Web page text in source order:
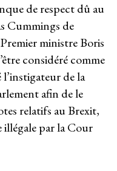
de respect dû au
Cummings de
ministre Boris
considéré comme
de la
afin de le
relatifs au Brexit,
illégale par la Cour